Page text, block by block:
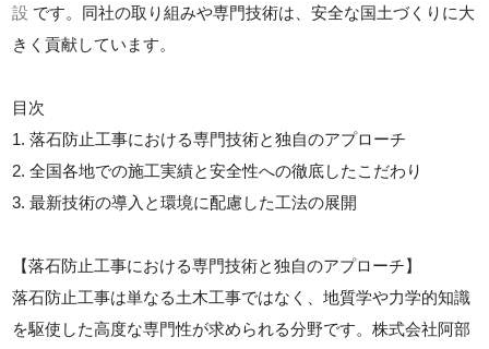
設 です。同社の取り組みや専門技術は、安全な国土づくりに大
きく貢献しています。
目次
1. 落石防止工事における専門技術と独自のアプローチ
2. 全国各地での施工実績と安全性への徹底したこだわり
3. 最新技術の導入と環境に配慮した工法の展開
【落石防止工事における専門技術と独自のアプローチ】
落石防止工事は単なる土木工事ではなく、地質学や力学的知識
を駆使した高度な専門性が求められる分野です。株式会社阿部